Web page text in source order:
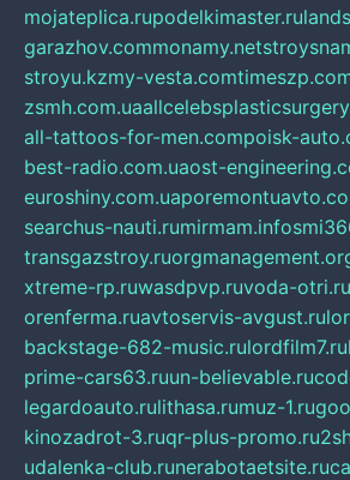
mojateplica.rupodelkimaster.ru
garazhov.commonamy.net
stroyu.kzmy-vesta.com
zsmh.com.ua
all-tattoos-for-men.compoisk-
best-radio.com.uaost-
euroshiny.com.ua
searchus-nauti.rumirmam.info
transgazstroy.ru
xtreme-rp.ruwasdpvp.ruvoda-otri.ru
orenferma.ruavtoservis-avgust.ru
backstage-682-music.rulordfilm7.ru
prime-cars63.ruun-believable.ru
legardoauto.rulithasa.rumuz-1.ru
kinozadrot-3.ruqr-plus-promo.ru
udalenka-club.runerabotaetsite.ru